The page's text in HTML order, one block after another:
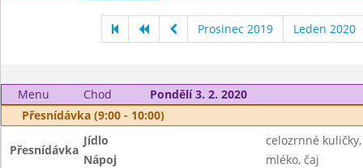
Prosinec 2019 Leden 2020
Menu Chod
Pondělí 3. 2. 2020
Přesnídávka (9:00 - 10:00)
Přesnídávka
Jídlo
celozrnné
Nápoj
mléko, čaj